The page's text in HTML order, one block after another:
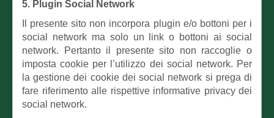
5. Plugin Social Network
Il presente sito non incorpora plugin e/o bottoni per i
social network ma solo un link o bottoni ai social
network. Pertanto il presente sito non raccoglie o
imposta cookie per l’utilizzo dei social network. Per
la gestione dei cookie dei social network si prega di
fare riferimento alle rispettive informative privacy dei
social network.